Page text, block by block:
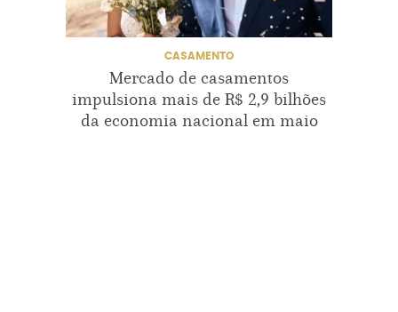
CASAMENTO
Mercado de casamentos
impulsiona mais de R$ 2,9 bilhões
da economia nacional em maio